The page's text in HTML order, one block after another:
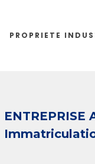
PROPRIETE
ENTREPRISE